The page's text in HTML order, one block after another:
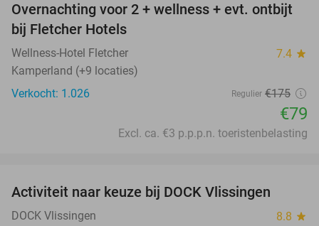
55%
Overnachting voor 2 + wellness + evt. ontbijt
bij Fletcher Hotels
Wellness-Hotel Fletcher 7.4 star
Kamperland (+9 locaties)
Verkocht: 1.026
Regulier €175
€79
Excl. ca. €3 p.p.p.n. toeristenbelasting
Activiteit naar keuze bij DOCK Vlissingen
DOCK Vlissingen 8.8 star